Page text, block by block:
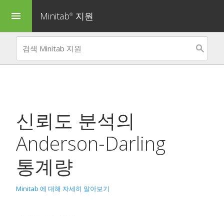
menu Minitab® 지원
신뢰도 분석의
Anderson-Darling
통계량
Minitab 에 대해 자세히 알아보기